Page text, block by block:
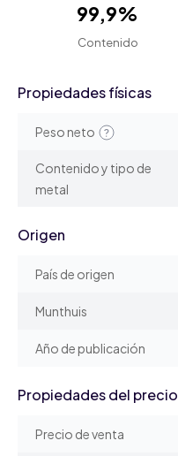
99,9%
Contenido
Propiedades físicas
Peso neto
Contenido y tipo de
metal
Origen
País de origen
Munthuis
Año de publicación
Propiedades del precio
Precio de venta